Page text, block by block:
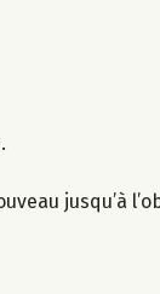
jusqu’à